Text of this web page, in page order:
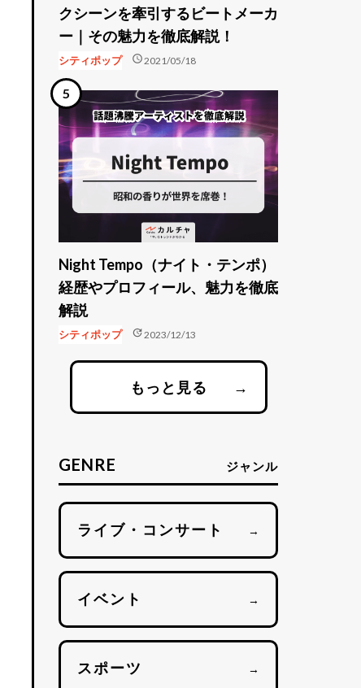
クシーンを牽引するビートメーカ
ー｜その魅力を徹底解説！
シティポップ schedule2021/05/18
Night Tempo（ナイト・テンポ）
経歴やプロフィール、魅力を徹底
解説
シティポップ update2023/12/13
もっと見る →
GENRE ジャンル
ライブ・コンサート →
イベント →
スポーツ →